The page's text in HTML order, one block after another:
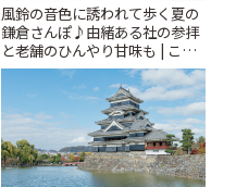
風鈴の音色に誘われて歩く夏の
鎌倉さんぽ♪由緒ある社の参拝
と老舗のひんやり甘味も | こと
りっぷ